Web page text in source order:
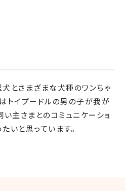
とさまざまな犬種のワンちゃ
トイプードルの男の子が我が
い主さまとのコミュニケーショ
いと思っています。